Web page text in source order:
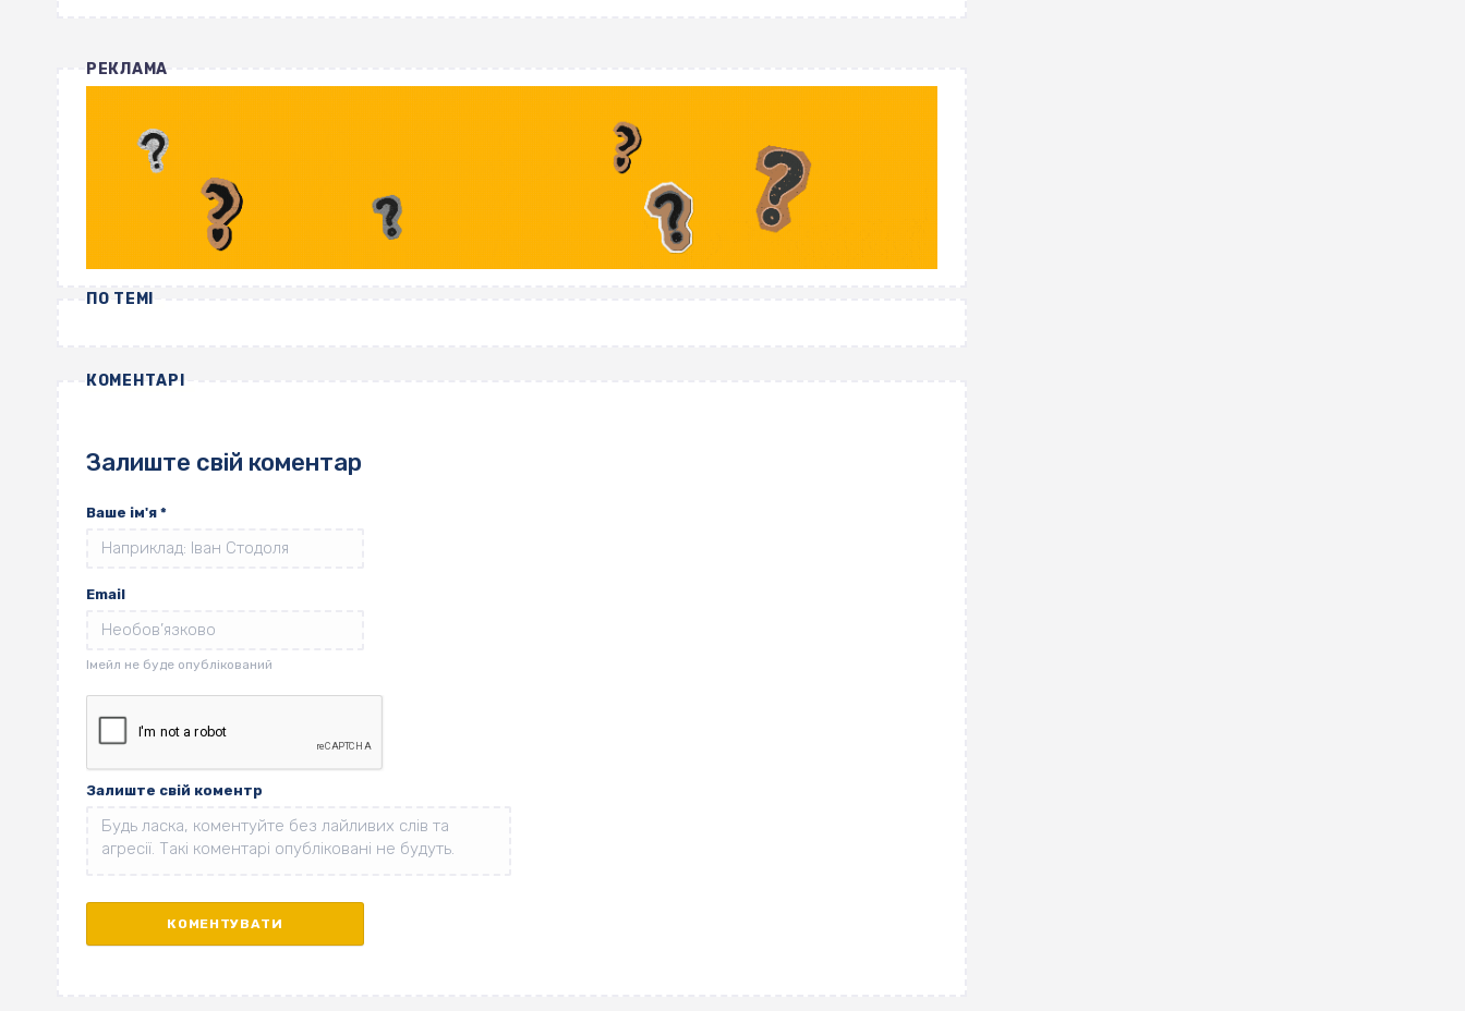
РЕКЛАМА
ПО ТЕМІ
КОМЕНТАРІ
Залиште свій коментар
Ваше ім'я *
Email
Залиште свій коментр